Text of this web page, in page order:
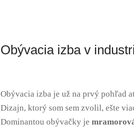
Obývacia izba v
Obývacia izba je už na prvý pohľad
Dizajn, ktorý som sem zvolil, ešte
Dominantou obývačky je